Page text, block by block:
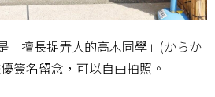
「擅長捉弄人的高木同學」(からか
簽名留念，可以自由拍照。